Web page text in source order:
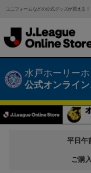
ユニフォームなどの公式グッズが買える！
水戸ホーリーホ
公式オンライ
平日午
ご購